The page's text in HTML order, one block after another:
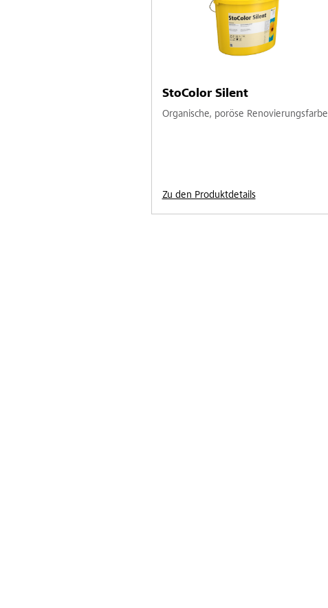
StoColor Silent
Organische, poröse Renovierungsfarbe
Zu den Produktdetails